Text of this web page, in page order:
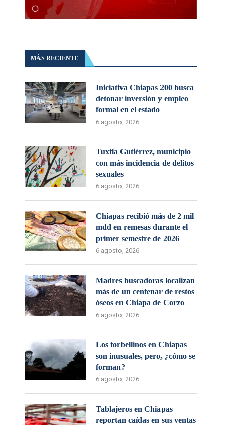
MÁS RECIENTE
Iniciativa Chiapas 200 busca
detonar inversión y empleo
formal en el estado
6 agosto, 2026
Tuxtla Gutiérrez, municipio
con más incidencia de delitos
sexuales
6 agosto, 2026
Chiapas recibió más de 2 mil
mdd en remesas durante el
primer semestre de 2026
6 agosto, 2026
Madres buscadoras localizan
más de un centenar de restos
óseos en Chiapa de Corzo
6 agosto, 2026
Los torbellinos en Chiapas
son inusuales, pero, ¿cómo se
forman?
6 agosto, 2026
Tablajeros en Chiapas
reportan caídas en sus ventas